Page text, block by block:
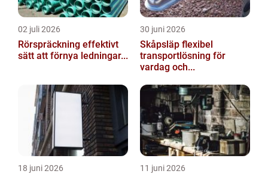
02 juli 2026
Rörspräckning effektivt
sätt att förnya ledningar...
30 juni 2026
Skåpsläp flexibel
transportlösning för
vardag och...
18 juni 2026 11 juni 2026